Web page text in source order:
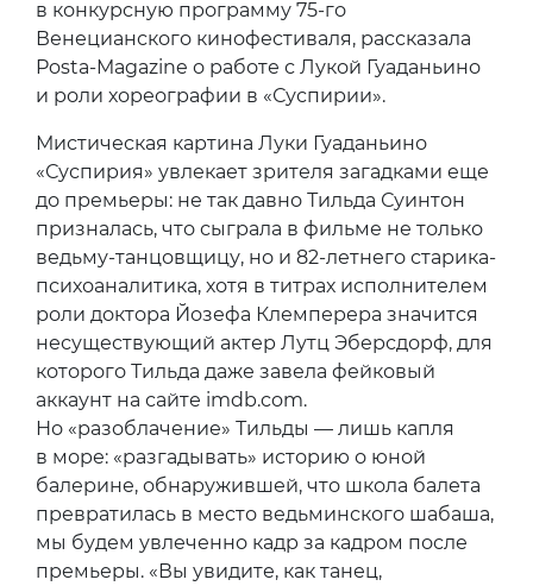
в конкурсную программу 75-го
Венецианского кинофестиваля, рассказала
Posta-Magazine о работе с Лукой Гуаданьино
и роли хореографии в «Суспирии».
Мистическая картина Луки Гуаданьино
«Суспирия» увлекает зрителя загадками еще
до премьеры: не так давно Тильда Суинтон
призналась, что сыграла в фильме не только
ведьму-танцовщицу, но и 82-летнего старика-
психоаналитика, хотя в титрах исполнителем
роли доктора Йозефа Клемперера значится
несуществующий актер Лутц Эберсдорф, для
которого Тильда даже завела фейковый
аккаунт на сайте imdb.com.
Но «разоблачение» Тильды — лишь капля
в море: «разгадывать» историю о юной
балерине, обнаружившей, что школа балета
превратилась в место ведьминского шабаша,
мы будем увлеченно кадр за кадром после
премьеры. «Вы увидите, как танец,